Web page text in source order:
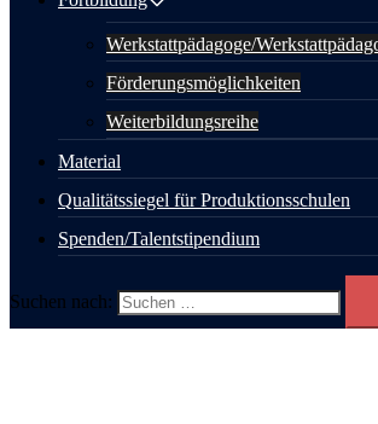
Werkstattpädagoge/
Förderungsmöglichkeiten
Weiterbildungsreihe
Material
Qualitätssiegel für Produktionsschulen
Spenden/Talentstipendium
Suchen nach: